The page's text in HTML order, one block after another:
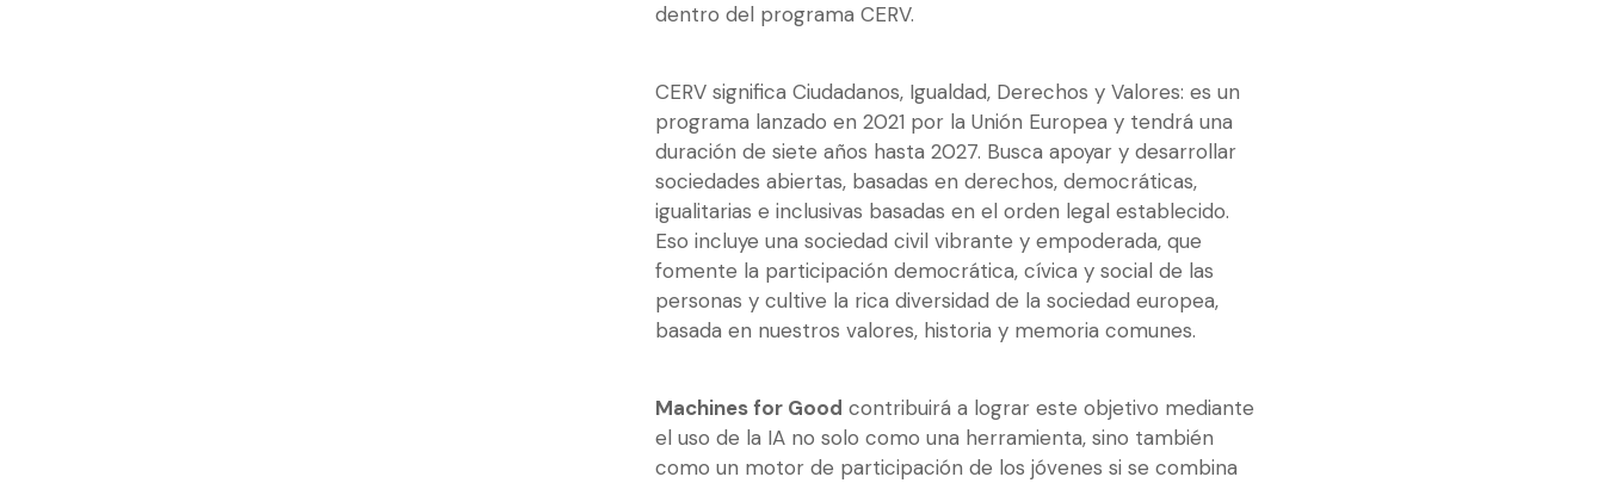
dentro del programa CERV.
CERV significa Ciudadanos, Igualdad, Derechos y Valores: es un
programa lanzado en 2021 por la Unión Europea y tendrá una
duración de siete años hasta 2027. Busca apoyar y desarrollar
sociedades abiertas, basadas en derechos, democráticas,
igualitarias e inclusivas basadas en el orden legal establecido.
Eso incluye una sociedad civil vibrante y empoderada, que
fomente la participación democrática, cívica y social de las
personas y cultive la rica diversidad de la sociedad europea,
basada en nuestros valores, historia y memoria comunes.
Machines for Good contribuirá a lograr este objetivo mediante
el uso de la IA no solo como una herramienta, sino también
como un motor de participación de los jóvenes si se combina